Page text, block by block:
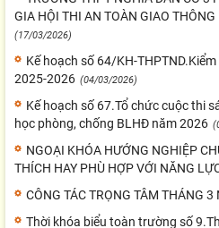
GIA HỘI THI AN TOÀN GIAO
(17/03/2026)
Kế hoạch số 64/KH-
2025-2026 (04/03/2026)
Kế hoạch số 67.Tổ chức cuộc thi
học phòng, chống BLHĐ năm 2026
NGOẠI KHÓA HƯỚNG NGHIỆP
THÍCH HAY PHÙ HỢP VỚI NĂNG
CÔNG TÁC TRỌNG TÂM THÁNG
Thời khóa biểu toàn trường số